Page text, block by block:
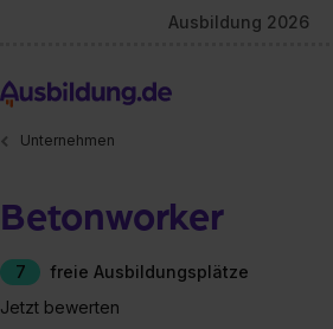
Ausbildung 2026
Unternehmen
Betonworker
7
freie Ausbildungsplätze
Jetzt bewerten